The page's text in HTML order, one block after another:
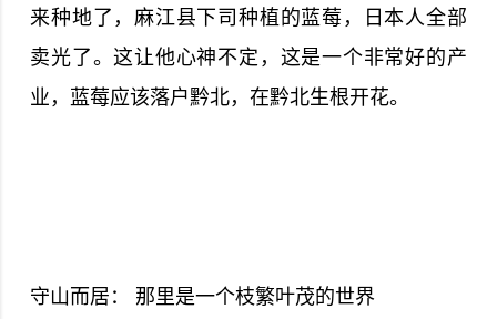
来种地了，麻江县下司种植的蓝莓，日本人全部
卖光了。这让他心神不定，这是一个非常好的产
业，蓝莓应该落户黔北，在黔北生根开花。
守山而居： 那里是一个枝繁叶茂的世界